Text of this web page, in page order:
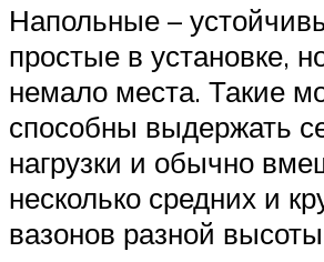
Напольные –
простые в установке,
немало места. Такие
способны выдержать
нагрузки и обычно
несколько средних и
вазонов разной